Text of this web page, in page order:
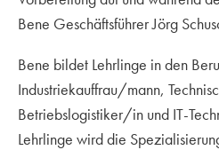
Bene Geschäftsführer Jörg
Bene bildet Lehrlinge in den
Industriekauffrau/mann,
Betriebslogistiker/in und IT-
Lehrlinge wird die